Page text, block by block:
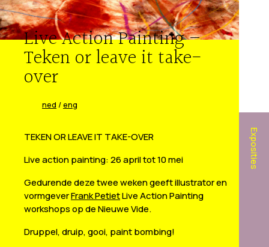
Live Action Painting –
Teken or leave it take-
over
ned /eng
TEKEN OR LEAVE IT TAKE-OVER
Live action painting: 26 april tot 10 mei
Gedurende deze twee weken geeft illustrator en
vormgeverFrank PetietLive Action Painting
workshops op de Nieuwe Vide.
Druppel, druip, gooi, paint bombing!
Exposities